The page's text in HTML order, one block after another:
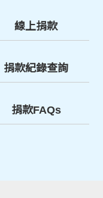
線上捐款
捐款紀錄查詢
捐款FAQs